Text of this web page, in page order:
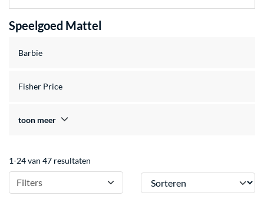
Speelgoed Mattel
Barbie
Fisher Price
toon meer
1-24 van 47 resultaten
Filters Sorteren